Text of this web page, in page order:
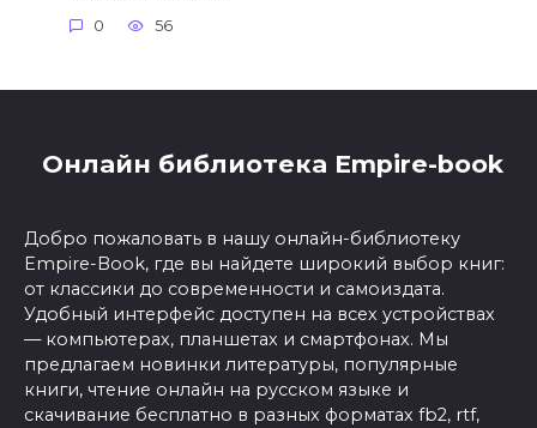
0 56
Онлайн библиотека Empire-book
Добро пожаловать в нашу онлайн-библиотеку
Empire-Book, где вы найдете широкий выбор книг:
от классики до современности и самоиздата.
Удобный интерфейс доступен на всех устройствах
— компьютерах, планшетах и смартфонах. Мы
предлагаем новинки литературы, популярные
книги, чтение онлайн на русском языке и
скачивание бесплатно в разных форматах fb2, rtf,